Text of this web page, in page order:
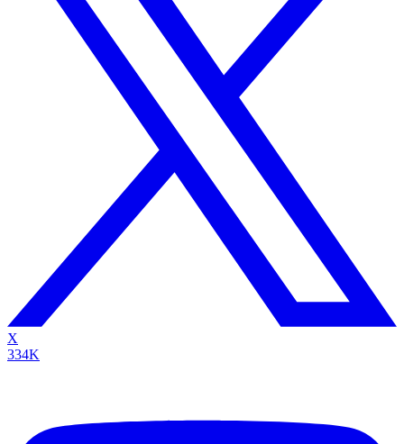
X
334K